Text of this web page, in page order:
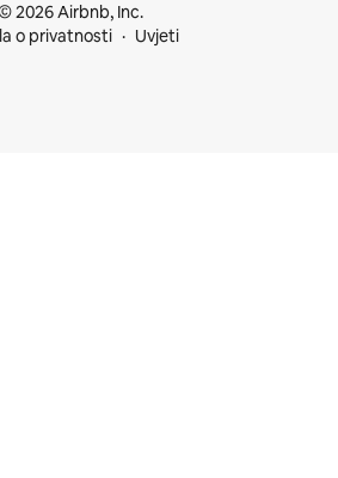
2026 Airbnb, Inc.
o privatnosti
Uvjeti